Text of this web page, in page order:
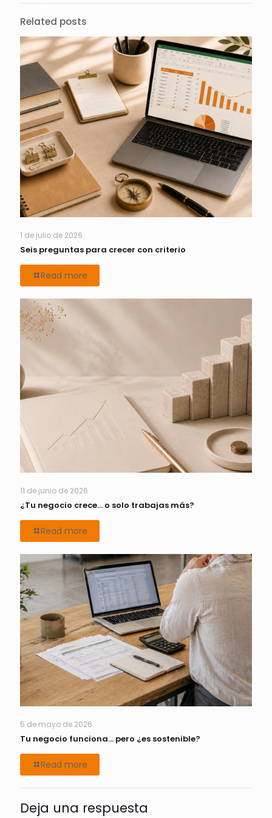
Related posts
1 de julio de 2026
Seis preguntas para crecer con criterio
Read more
11 de junio de 2026
¿Tu negocio crece… o solo trabajas más?
Read more
5 de mayo de 2026
Tu negocio funciona… pero ¿es sostenible?
Read more
Deja una respuesta